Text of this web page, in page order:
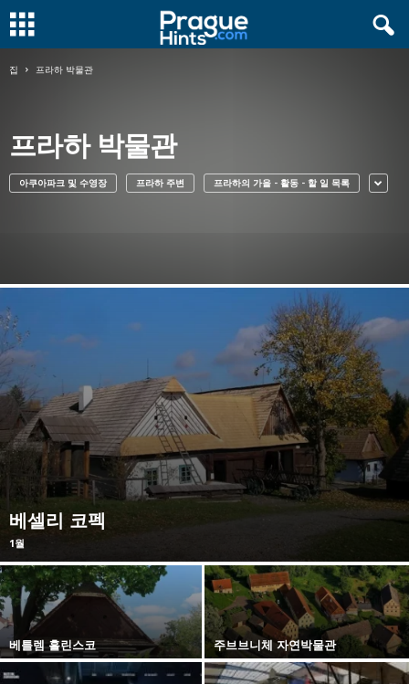
집 프라하 박물관
프라하 박물관
아쿠아파크 및 수영장 프라하 주변 프라하의 가을 - 활동 - 할 일 목록
베셀리 코펙
1월
베틀렘 흘린스코 주브브니체 자연박물관